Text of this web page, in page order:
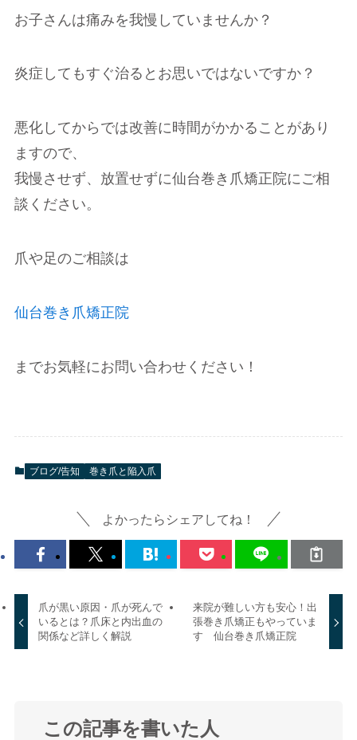
お子さんは痛みを我慢していませんか？
炎症してもすぐ治るとお思いではないですか？
悪化してからでは改善に時間がかかることがあり
ますので、
我慢させず、放置せずに仙台巻き爪矯正院にご相
談ください。
爪や足のご相談は
仙台巻き爪矯正院
までお気軽にお問い合わせください！
ブログ/告知 巻き爪と陥入爪
よかったらシェアしてね！
爪が黒い原因・爪が死んで
いるとは？爪床と内出血の
関係など詳しく解説
来院が難しい方も安心！出
張巻き爪矯正もやっていま
す 仙台巻き爪矯正院
この記事を書いた人